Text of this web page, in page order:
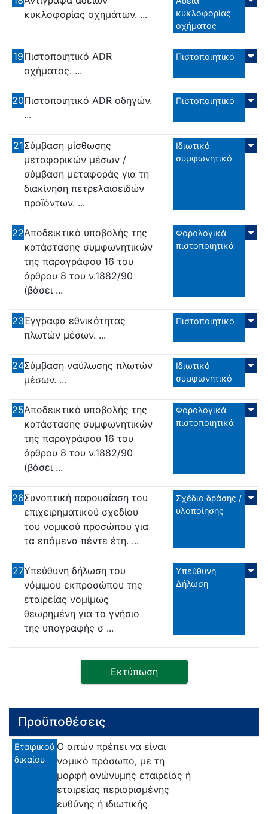
κυκλοφορίας οχημάτων. ...
κυκλοφορίας
οχήματος
19Πιστοποιητικό ADR
οχήματος. ...
Πιστοποιητικό
20Πιστοποιητικό ADR οδηγών.
...
Πιστοποιητικό
21Σύμβαση μίσθωσης
μεταφορικών μέσων /
σύμβαση μεταφοράς για τη
διακίνηση πετρελαιοειδών
προϊόντων. ...
Ιδιωτικό
συμφωνητικό
22Αποδεικτικό υποβολής της
κατάστασης συμφωνητικών
της παραγράφου 16 του
άρθρου 8 του ν.1882/90
(βάσει ...
Φορολογικά
πιστοποιητικά
23Έγγραφα εθνικότητας
πλωτών μέσων. ...
Πιστοποιητικό
24Σύμβαση ναύλωσης πλωτών
μέσων. ...
Ιδιωτικό
συμφωνητικό
25Αποδεικτικό υποβολής της
κατάστασης συμφωνητικών
της παραγράφου 16 του
άρθρου 8 του ν.1882/90
(βάσει ...
Φορολογικά
πιστοποιητικά
26Συνοπτική παρουσίαση του
επιχειρηματικού σχεδίου
του νομικού προσώπου για
τα επόμενα πέντε έτη. ...
Σχέδιο δράσης /
υλοποίησης
27Υπεύθυνη δήλωση του
νόμιμου εκπροσώπου της
εταιρείας νομίμως
θεωρημένη για το γνήσιο
της υπογραφής σ ...
Υπεύθυνη
Δήλωση
Εκτύπωση
Προϋποθέσεις
Εταιρικού
δικαίου
Ο αιτών πρέπει να είναι
νομικό πρόσωπο, με τη
μορφή ανώνυμης εταιρείας ή
εταιρείας περιορισμένης
ευθύνης ή ιδιωτικής